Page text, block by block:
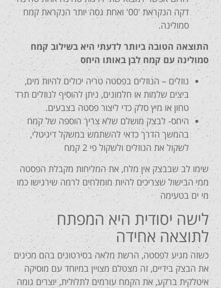
דקה הנקראת '00' ואחת גסה יותר הנקראת קמח
סמולינה.
התוצאה הטובה ביותר לדעתי היא בשילוב קמח
סמולינה עם קמח לבן באותו היחס
נוזלים – הנוזלים בפסטה טריה יכולים להיות מים,
ביצים שלמות או חלמונים, ניתן להוסיף לנוזלים תרד
טחון או מיץ סלק כדי ליצור פסטה בצבעים.
היחס- לבצק מושלם שלא צריך הוספה של קמח
בהמשך הדרך כדאי להשתמש במשקל דיגיטלי,
לשקול את הנוזלים ולשקול פי 2 קמח
שימו לב שבבצק אין מלח, את המליחות מקבלת הפסטה
ממי הבישול שצריכים להיות מומלחים לרמה שירגישו כמו
מי ים בטעימה
לישה יסודית היא המפתח
לתוצאה אחידה
כשזה מגיע לפסטה, הרשת מלאה בסירטונים בהם מכינים
את הבצק בידיים, זה מצטלם מצויין במיוחד עם מוסיקה
איטלקית ברקע, את הקמח עורמים לתלולית, יוצרים גומה